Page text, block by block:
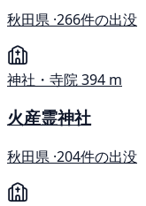
秋田県 ·266件の出没
神社・寺院394 m
火産霊神社
秋田県 ·204件の出没